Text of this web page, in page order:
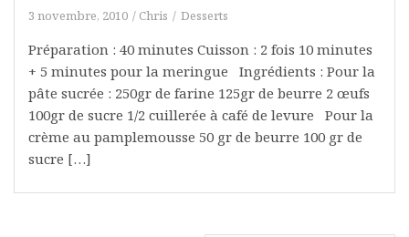
3 novembre, 2010 Chris Desserts
Préparation : 40 minutes Cuisson : 2 fois 10 minutes
+ 5 minutes pour la meringue Ingrédients : Pour la
pâte sucrée : 250gr de farine 125gr de beurre 2 œufs
100gr de sucre 1/2 cuillerée à café de levure Pour la
crème au pamplemousse 50 gr de beurre 100 gr de
sucre […]